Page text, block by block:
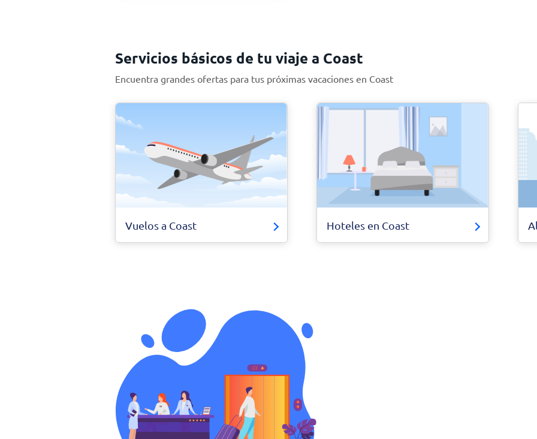
Servicios básicos de tu viaje a Coast
Encuentra grandes ofertas para tus próximas vacaciones en Coast
Vuelos a Coast Hoteles en Coast